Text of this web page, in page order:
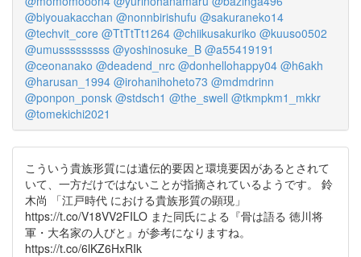
@biyouakacchan @nonnbirishufu @sakuraneko14
@techvit_core @TtTtTt1264 @chiikusakuriko @kuuso0502
@umusssssssss @yoshinosuke_B @a55419191
@ceonanako @deadend_nrc @donhellohappy04 @h6akh
@harusan_1994 @irohanihoheto73 @mdmdrinn
@ponpon_ponsk @stdsch1 @the_swell @tkmpkm1_mkkr
@tomekichi2021
こういう貴族形質には遺伝的要因と環境要因があるとされて
いて、一方だけではないことが指摘されているようです。 鈴
木尚 「江戸時代 における貴族形質の顕現」
https://t.co/V18VV2FILO また同氏による『骨は語る 徳川将
軍・大名家の人びと』が参考になりますね。
https://t.co/6lKZ6HxRIk